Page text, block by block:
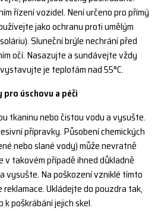
řízení vozidel. Není určeno pro přímý
jako ochranu proti umělým
Sluneční brýle nechrání před
očí. Nasazujte a sundávejte vždy
je teplotám nad 55°C.
pro úschovu a péči
tkaninu nebo čistou vodu a vysušte.
přípravky. Působení chemických
nebo slané vody) může nevratně
v takovém případě ihned důkladně
vysušte. Na poškození vzniklé tímto
Ukládejte do pouzdra tak,
k poškrábání jejich skel.